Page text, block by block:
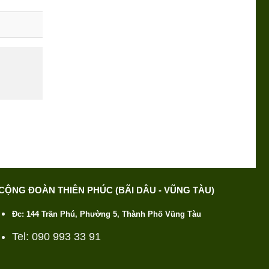
ĐOÀN THIÊN PHÚC (BÃI DÂU - VŨNG TÀU)
Đc: 144 Trần Phú, Phường 5, Thành Phố Vũng Tàu
Tel: 090 993 33 91